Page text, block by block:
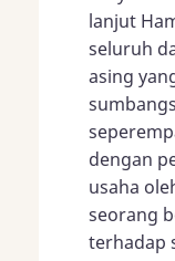
lanjut
seluruh
asing
dengan
usaha
seorang
terhadap